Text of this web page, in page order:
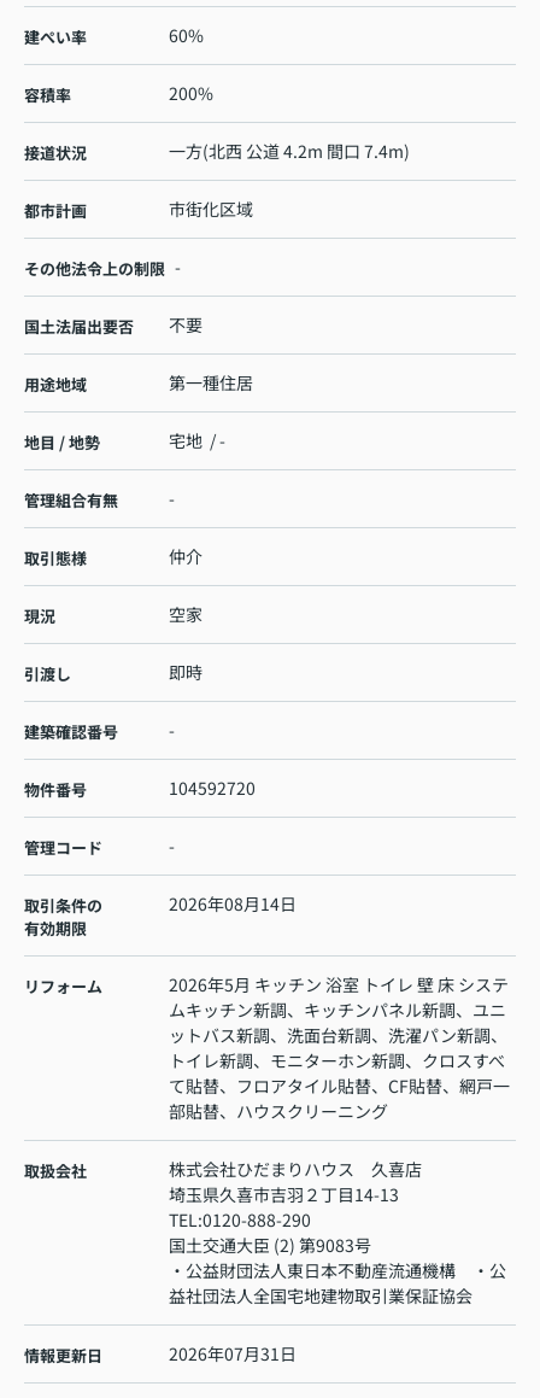
建ぺい率 60%
容積率 200%
接道状況 一方(北西 公道 4.2m 間口 7.4m)
都市計画 市街化区域
その他法令上の制限 -
国土法届出要否 不要
用途地域 第一種住居
地目 / 地勢 宅地 / -
管理組合有無 -
取引態様 仲介
現況 空家
引渡し 即時
建築確認番号 -
物件番号 104592720
管理コード -
取引条件の
有効期限
2026年08月14日
リフォーム
2026年5月 キッチン 浴室 トイレ 壁 床 システ
ムキッチン新調、キッチンパネル新調、ユニ
ットバス新調、洗面台新調、洗濯パン新調、
トイレ新調、モニターホン新調、クロスすべ
て貼替、フロアタイル貼替、CF貼替、網戸一
部貼替、ハウスクリーニング
取扱会社
株式会社ひだまりハウス 久喜店
埼玉県久喜市吉羽２丁目14-13
TEL:0120-888-290
国土交通大臣 (2) 第9083号
・公益財団法人東日本不動産流通機構 ・公
益社団法人全国宅地建物取引業保証協会
情報更新日 2026年07月31日